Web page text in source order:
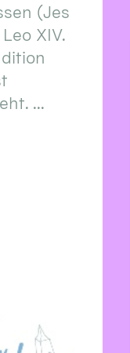
(Jes
XIV.
...